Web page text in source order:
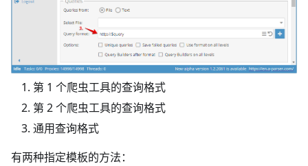
第 1 个爬虫工具的查询格式
第 2 个爬虫工具的查询格式
通用查询格式
有两种指定模板的方法：